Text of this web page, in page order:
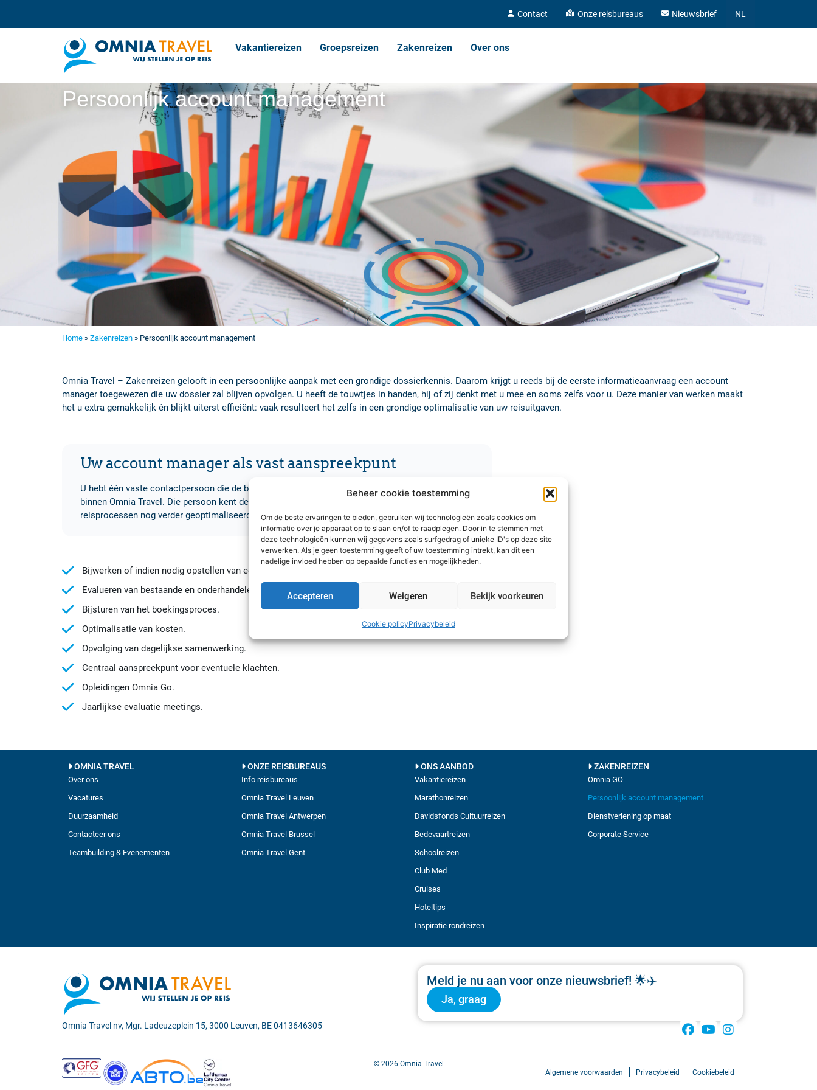
Beheer cookie toestemming
Om de beste ervaringen te bieden, gebruiken wij technologieën zoals cookies om
informatie over je apparaat op te slaan en/of te raadplegen. Door in te stemmen met
deze technologieën kunnen wij gegevens zoals surfgedrag of unieke ID's op deze site
verwerken. Als je geen toestemming geeft of uw toestemming intrekt, kan dit een
nadelige invloed hebben op bepaalde functies en mogelijkheden.
Accepteren Weigeren Bekijk voorkeuren
Cookie policyPrivacybeleid
Contact Onze reisbureaus Nieuwsbrief NL
Vakantiereizen Groepsreizen Zakenreizen Over ons
Persoonlijk account management
Home » Zakenreizen » Persoonlijk account management
Omnia Travel – Zakenreizen gelooft in een persoonlijke aanpak met een grondige dossierkennis. Daarom krijgt u reeds bij de eerste informatieaanvraag een account
manager toegewezen die uw dossier zal blijven opvolgen. U heeft de touwtjes in handen, hij of zij denkt met u mee en soms zelfs voor u. Deze manier van werken maakt
het u extra gemakkelijk én blijkt uiterst efficiënt: vaak resulteert het zelfs in een grondige optimalisatie van uw reisuitgaven.
Uw account manager als vast aanspreekpunt
U hebt één vaste contactpersoon die de brug vormt tussen uw bedrijf en de diverse diensten
binnen Omnia Travel. Die persoon kent de noden van uw bedrijf en zoekt samen met u uit hoe de
reisprocessen nog verder geoptimaliseerd kunnen worden.
Bijwerken of indien nodig opstellen van een travel policy.
Evalueren van bestaande en onderhandelen van nieuwe tarieven bij leveranciers.
Bijsturen van het boekingsproces.
Optimalisatie van kosten.
Opvolging van dagelijkse samenwerking.
Centraal aanspreekpunt voor eventuele klachten.
Opleidingen Omnia Go.
Jaarlijkse evaluatie meetings.
OMNIA TRAVEL
Over ons
Vacatures
Duurzaamheid
Contacteer ons
Teambuilding & Evenementen
ONZE REISBUREAUS
Info reisbureaus
Omnia Travel Leuven
Omnia Travel Antwerpen
Omnia Travel Brussel
Omnia Travel Gent
ONS AANBOD
Vakantiereizen
Marathonreizen
Davidsfonds Cultuurreizen
Bedevaartreizen
Schoolreizen
Club Med
Cruises
Hoteltips
Inspiratie rondreizen
ZAKENREIZEN
Omnia GO
Persoonlijk account management
Dienstverlening op maat
Corporate Service
Omnia Travel nv, Mgr. Ladeuzeplein 15, 3000 Leuven, BE 0413646305
Meld je nu aan voor onze nieuwsbrief! 🌟✈️
Ja, graag
© 2026 Omnia Travel
Algemene voorwaarden
Privacybeleid Cookiebeleid